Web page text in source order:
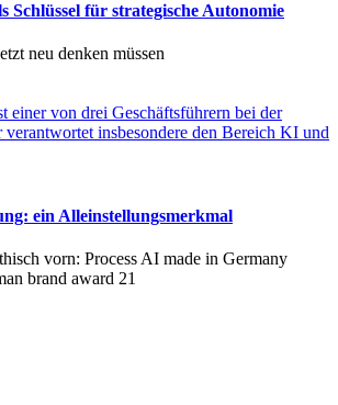
Schlüssel für strategische Autonomie
neu denken müssen
ein Alleinstellungsmerkmal
vorn: Process AI made in Germany